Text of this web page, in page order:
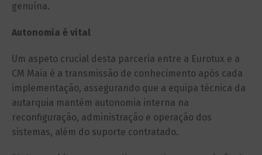
genuína.
Autonomia é vital
Um aspeto crucial desta parceria entre a Eurotux e a
CM Maia é a transmissão de conhecimento após cada
implementação, assegurando que a equipa técnica da
autarquia mantém autonomia interna na
reconfiguração, administração e operação dos
sistemas, além do suporte contratado.